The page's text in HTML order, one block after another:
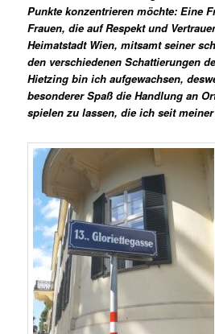
Punkte konzentrieren möchte: Eine
Frauen, die auf Respekt und
Heimatstadt Wien, mitsamt seiner
den verschiedenen Schattierungen
Hietzing bin ich aufgewachsen,
besonderer Spaß die Handlung an
spielen zu lassen, die ich seit